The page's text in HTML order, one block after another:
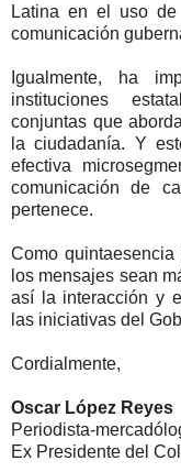
Latina en el uso
comunicación
Igualmente, ha
instituciones
conjuntas que
la ciudadanía. Y
efectiva
comunicación de
pertenece.
Como
los mensajes sean
así la interacción y
las iniciativas del
Cordialmente,
Oscar López Reyes
Periodista-
Ex Presidente del